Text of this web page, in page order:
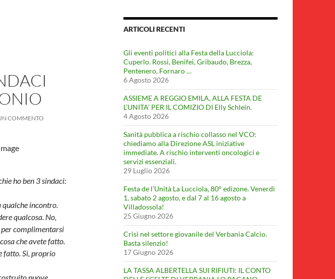
COMMENTO
ho ben 3 sindaci:
incontro.
qualcosa. No,
complimentarsi
che avete fatto.
fatto. Sì, proprio
ARTICOLI RECENTI
Gli eventi politici alla Festa della Lucciola:
Cuperlo. Rossi, Benifei, Gribaudo, Brezza,
Pentenero, Fornaro …
6 Agosto 2026
ASSIEME A REGGIO EMILA, ALLA FESTA DE
L’UNITA’ PER IL COMIZIO DI Elly Schlein.
4 Agosto 2026
Sanità pubblica a rischio collasso nel VCO:
chiediamo alla Direzione ASL iniziative
immediate. A rischio interventi oncologici e
servizi essenziali.
29 Luglio 2026
Festa de l’Unità La Lucciola, 80° edizone. Venerdì
1, sabato 2 agosto, e dal 7 al 16 agosto a
Villadossola!
25 Giugno 2026
Crisi nel settore giovanile del Verbania Calcio.
Basta silenzio!
17 Giugno 2026
LA TASSA ALBERTELLA SUI RIFIUTI: IL CONTO